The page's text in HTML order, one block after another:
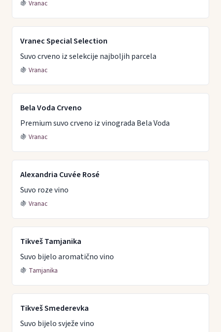
🍇 Vranac
Vranec Special Selection
Suvo crveno iz selekcije najboljih parcela
🍇 Vranac
Bela Voda Crveno
Premium suvo crveno iz vinograda Bela Voda
🍇 Vranac
Alexandria Cuvée Rosé
Suvo roze vino
🍇 Vranac
Tikveš Tamjanika
Suvo bijelo aromatično vino
🍇 Tamjanika
Tikveš Smederevka
Suvo bijelo svježe vino